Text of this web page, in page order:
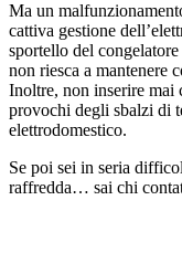
Ma un
cattiva gestione
sportello del
non riesca a mantenere
Inoltre, non inserire mai
provochi degli sbalzi di
elettrodomestico.
Se poi sei in seria
raffredda… sai chi